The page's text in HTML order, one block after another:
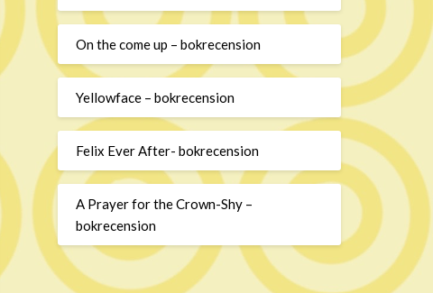
On the come up – bokrecension
Yellowface – bokrecension
Felix Ever After- bokrecension
A Prayer for the Crown-Shy –
bokrecension